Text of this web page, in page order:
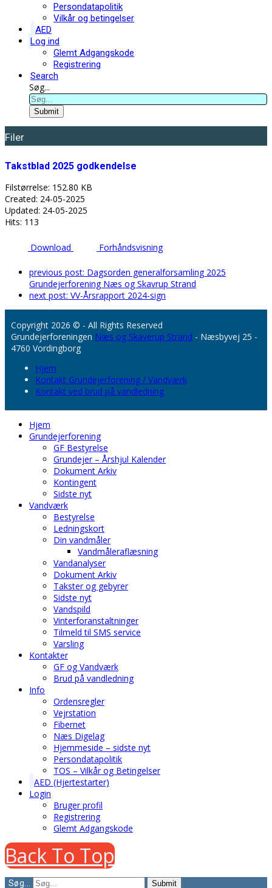
Persondatapolitik
Vilkår og betingelser
AED
Log ind
Glemt Adgangskode
Registrering
Search
Søg...
Submit
Filer
Takstblad 2025 godkendelse
Filstørrelse: 152.80 KB
Created: 24-05-2025
Updated: 24-05-2025
Hits: 113
Download Forhåndsvisning
previous post: Dagsorden generalforsamling 2025
Grundejerforening Næs og Skavrup Strand
next post: VV-Årsrapport 2024-sign
Copyright 2026 © - All Rights Reserved
Grundejerforeningen Næs og Skaverup Strand - Næsbyvej 25 -
4760 Vordingborg
Hjem
Kontakt Grundejerforening / Vandværk
Kontakt ved brud på vandledning
Hjem
Grundejerforening
GF Bestyrelse
Grundejer – Årshjul Kalender
Dokument Arkiv
Kontingent
Sidste nyt
Vandværk
Bestyrelse
Ledningskort
Din vandmåler
Vandmåleraflæsning
Vandanalyser
Dokument Arkiv
Takster og gebyrer
Sidste nyt
Vandspild
Vinterforanstaltninger
Tilmeld til SMS service
Varsling
Kontakter
GF og Vandværk
Brud på vandledning
Info
Ordensregler
Vejrstation
Fibernet
Næs Digelag
Hjemmeside – sidste nyt
Persondatapolitik
TOS – Vilkår og Betingelser
AED (Hjertestarter)
Login
Bruger profil
Registrering
Glemt Adgangskode
Back To Top
Søg... Submit